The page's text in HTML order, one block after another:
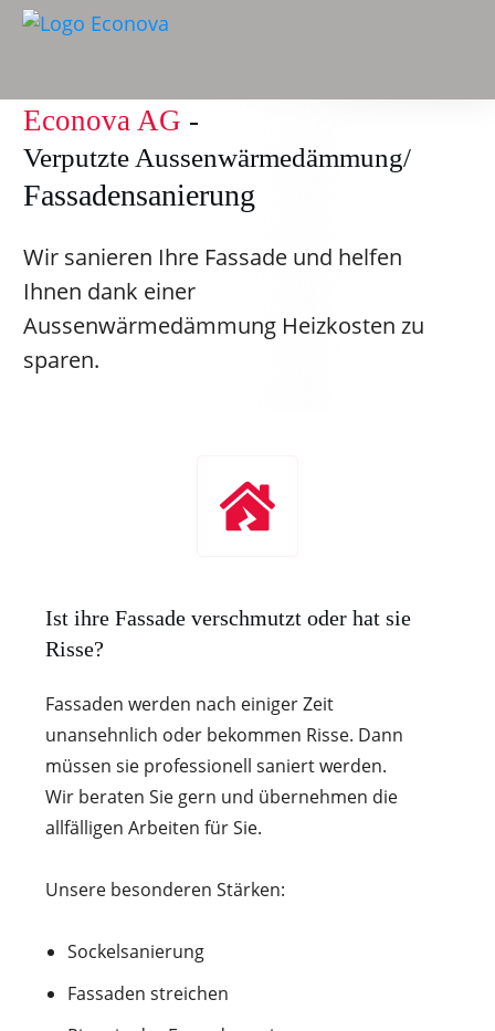
Econova AG -
Verputzte Aussenwärmedämmung/
Fassadensanierung
Wir sanieren Ihre Fassade und helfen
Ihnen dank einer
Aussenwärmedämmung Heizkosten zu
sparen.
Ist ihre Fassade verschmutzt oder hat sie
Risse?
Fassaden werden nach einiger Zeit
unansehnlich oder bekommen Risse. Dann
müssen sie professionell saniert werden.
Wir beraten Sie gern und übernehmen die
allfälligen Arbeiten für Sie.
Unsere besonderen Stärken:
Sockelsanierung
Fassaden streichen